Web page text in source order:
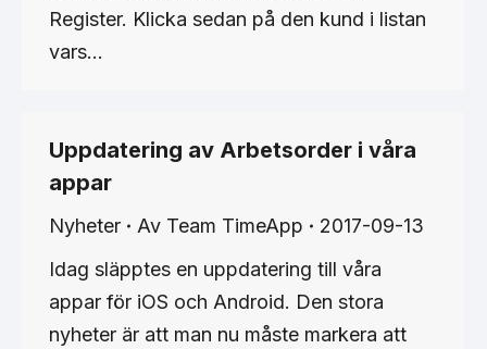
Register. Klicka sedan på den kund i listan
vars…
Uppdatering av Arbetsorder i våra
appar
Nyheter Av Team TimeApp
2017-09-13
Idag släpptes en uppdatering till våra
appar för iOS och Android. Den stora
nyheter är att man nu måste markera att